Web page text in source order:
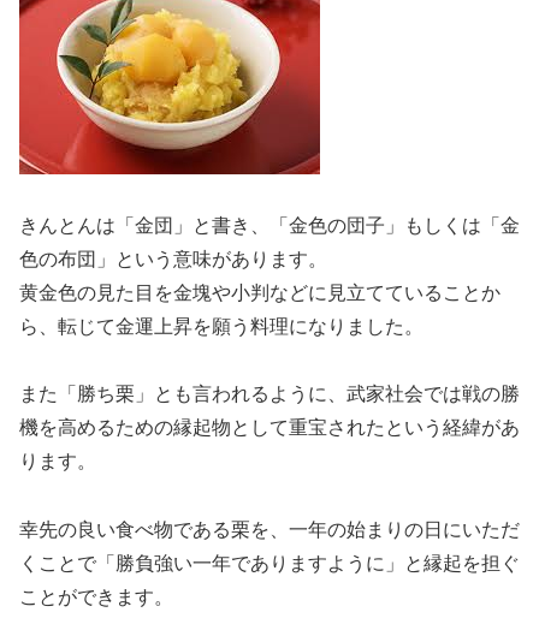
きんとんは「金団」と書き、「金色の団子」もしくは「金
色の布団」という意味があります。
黄金色の見た目を金塊や小判などに見立てていることか
ら、転じて金運上昇を願う料理になりました。
また「勝ち栗」とも言われるように、武家社会では戦の勝
機を高めるための縁起物として重宝されたという経緯があ
ります。
幸先の良い食べ物である栗を、一年の始まりの日にいただ
くことで「勝負強い一年でありますように」と縁起を担ぐ
ことができます。